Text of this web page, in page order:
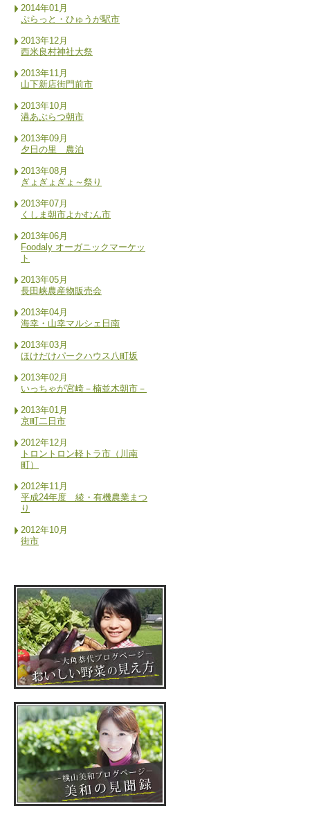
2014年01月
ぷらっと・ひゅうが駅市
2013年12月
西米良村神社大祭
2013年11月
山下新店街門前市
2013年10月
港あぶらつ朝市
2013年09月
夕日の里 農泊
2013年08月
ぎょぎょぎょ～祭り
2013年07月
くしま朝市よかむん市
2013年06月
Foodaly オーガニックマーケッ
ト
2013年05月
長田峡農産物販売会
2013年04月
海幸・山幸マルシェ日南
2013年03月
ほけだけパークハウス八町坂
2013年02月
いっちゃが宮崎－楠並木朝市－
2013年01月
京町二日市
2012年12月
トロントロン軽トラ市（川南
町）
2012年11月
平成24年度 綾・有機農業まつ
り
2012年10月
街市